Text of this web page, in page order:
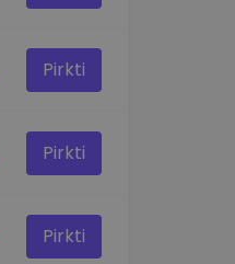
Pirkti
Pirkti
Pirkti